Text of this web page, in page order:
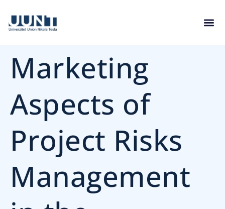
Marketing
Aspects of
Project Risks
Management